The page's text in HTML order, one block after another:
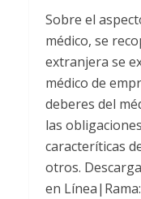
Sobre el
médico, se
extranjera se
médico de
deberes del
las
caracteríticas
otros.
en